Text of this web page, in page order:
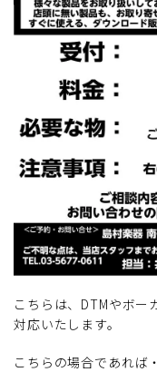
こちらは、DTMやボー
対応いたします。
こちらの場合であれば